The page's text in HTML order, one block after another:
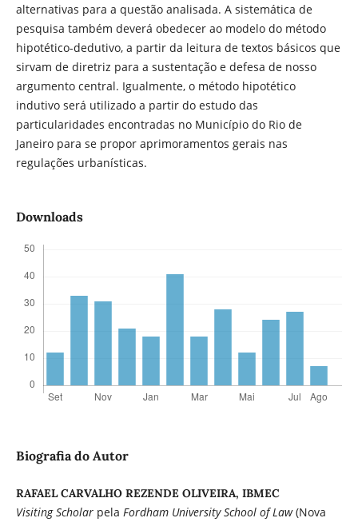
alternativas para a questão analisada. A sistemática de
pesquisa também deverá obedecer ao modelo do método
hipotético-dedutivo, a partir da leitura de textos básicos que
sirvam de diretriz para a sustentação e defesa de nosso
argumento central. Igualmente, o método hipotético
indutivo será utilizado a partir do estudo das
particularidades encontradas no Município do Rio de
Janeiro para se propor aprimoramentos gerais nas
regulações urbanísticas.
Downloads
Biografia do Autor
RAFAEL CARVALHO REZENDE OLIVEIRA, IBMEC
Visiting Scholarpela Fordham University School of Law(Nova